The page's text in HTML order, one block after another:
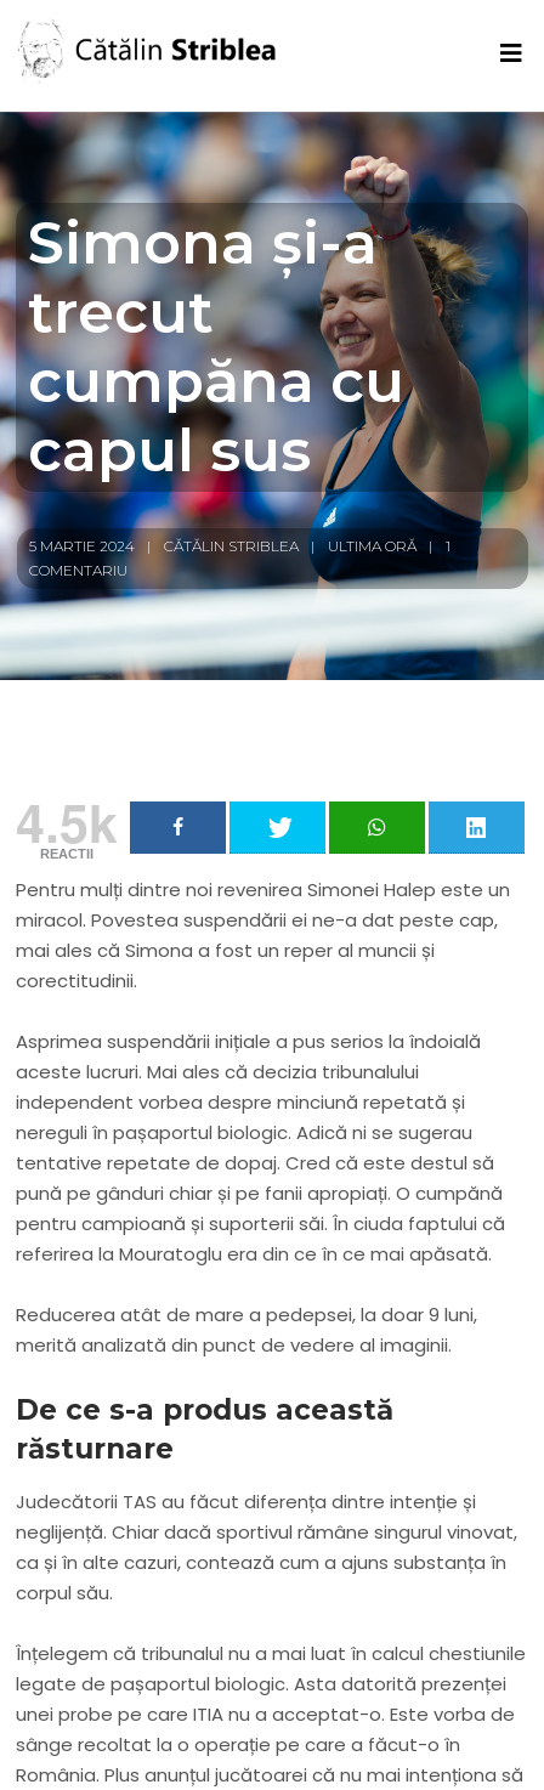
Simona și-a
trecut
cumpăna cu
capul sus
5 MARTIE 2024 CĂTĂLIN STRIBLEA ULTIMA ORĂ
1
COMENTARIU
4.5k
REACTII
Pentru mulți dintre noi revenirea Simonei Halep este un
miracol. Povestea suspendării ei ne-a dat peste cap,
mai ales că Simona a fost un reper al muncii și
corectitudinii.
Asprimea suspendării inițiale a pus serios la îndoială
aceste lucruri. Mai ales că decizia tribunalului
independent vorbea despre minciună repetată și
nereguli în pașaportul biologic. Adică ni se sugerau
tentative repetate de dopaj. Cred că este destul să
pună pe gânduri chiar și pe fanii apropiați. O cumpănă
pentru campioană și suporterii săi. În ciuda faptului că
referirea la Mouratoglu era din ce în ce mai apăsată.
Reducerea atât de mare a pedepsei, la doar 9 luni,
merită analizată din punct de vedere al imaginii.
De ce s-a produs această
răsturnare
Judecătorii TAS au făcut diferența dintre intenție și
neglijență. Chiar dacă sportivul rămâne singurul vinovat,
ca și în alte cazuri, contează cum a ajuns substanța în
corpul său.
Înțelegem că tribunalul nu a mai luat în calcul chestiunile
legate de pașaportul biologic. Asta datorită prezenței
unei probe pe care ITIA nu a acceptat-o. Este vorba de
sânge recoltat la o operație pe care a făcut-o în
România. Plus anunțul jucătoarei că nu mai intenționa să